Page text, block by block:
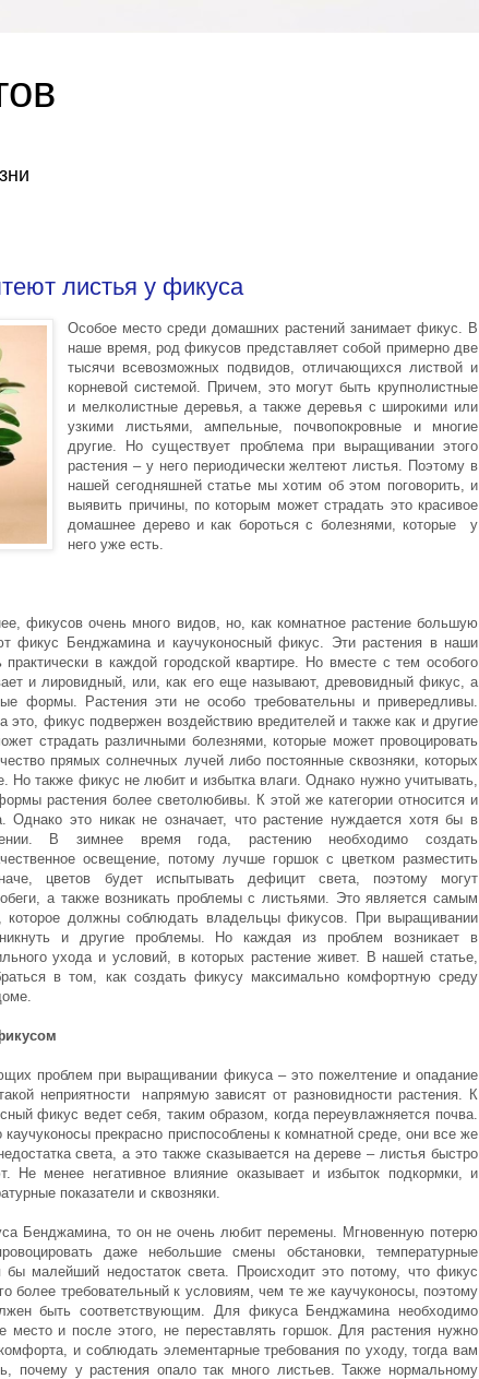
листья у фикуса
Особое место среди домашних растений занимает фикус. В
наше время, род фикусов представляет собой примерно две
тысячи всевозможных подвидов, отличающихся листвой и
корневой системой. Причем, это могут быть крупнолистные
и мелколистные деревья, а также деревья с широкими или
узкими листьями, ампельные, почвопокровные и многие
другие. Но существует проблема при выращивании этого
растения – у него периодически желтеют листья. Поэтому в
нашей сегодняшней статье мы хотим об этом поговорить, и
выявить причины, по которым может страдать это красивое
домашнее дерево и как бороться с болезнями, которые у
него уже есть.
фикусов очень много видов, но, как комнатное растение большую
фикус Бенджамина и каучуконосный фикус. Эти растения в наши
в каждой городской квартире. Но вместе с тем особого
и лировидный, или, как его еще называют, древовидный фикус, а
формы. Растения эти не особо требовательны и привередливы.
это, фикус подвержен воздействию вредителей и также как и другие
страдать различными болезнями, которые может провоцировать
прямых солнечных лучей либо постоянные сквозняки, которых
Но также фикус не любит и избытка влаги. Однако нужно учитывать,
растения более светолюбивы. К этой же категории относится и
Однако это никак не означает, что растение нуждается хотя бы в
В зимнее время года, растению необходимо создать
освещение, потому лучше горшок с цветком разместить
цветов будет испытывать дефицит света, поэтому могут
а также возникать проблемы с листьями. Это является самым
которое должны соблюдать владельцы фикусов. При выращивании
и другие проблемы. Но каждая из проблем возникает в
ухода и условий, в которых растение живет. В нашей статье,
в том, как создать фикусу максимально комфортную среду
проблем при выращивании фикуса – это пожелтение и опадание
неприятности напрямую зависят от разновидности растения. К
фикус ведет себя, таким образом, когда переувлажняется почва.
каучуконосы прекрасно приспособлены к комнатной среде, они все же
света, а это также сказывается на дереве – листья быстро
Не менее негативное влияние оказывает и избыток подкормки, и
показатели и сквозняки.
Бенджамина, то он не очень любит перемены. Мгновенную потерю
даже небольшие смены обстановки, температурные
бы малейший недостаток света. Происходит это потому, что фикус
более требовательный к условиям, чем те же каучуконосы, поэтому
быть соответствующим. Для фикуса Бенджамина необходимо
место и после этого, не переставлять горшок. Для растения нужно
и соблюдать элементарные требования по уходу, тогда вам
почему у растения опало так много листьев. Также нормальному